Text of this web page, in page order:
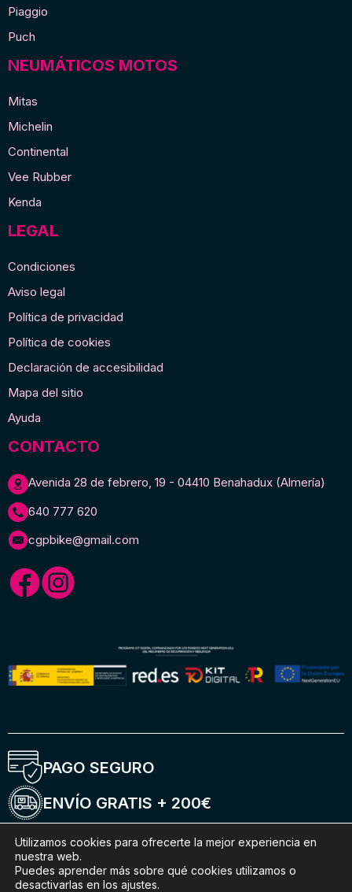
Piaggio
Puch
NEUMÁTICOS MOTOS
Mitas
Michelin
Continental
Vee Rubber
Kenda
LEGAL
Condiciones
Aviso legal
Política de privacidad
Política de cookies
Declaración de accesibilidad
Mapa del sitio
Ayuda
CONTACTO
Avenida 28 de febrero, 19 - 04410 Benahadux (Almería)
640 777 620
cgpbike@gmail.com
PAGO SEGURO
ENVÍO GRATIS + 200€
ENTREGA 5-6 DÍAS
ENVÍOS INTERNACIONALES
Utilizamos cookies para ofrecerte la mejor experiencia en
nuestra web.
Puedes aprender más sobre qué cookies utilizamos o
desactivarlas en los ajustes.